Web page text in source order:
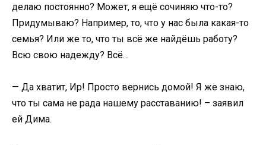
делаю постоянно? Может, я ещё сочиняю что-то?
Придумываю? Например, то, что у нас была какая-то
семья? Или же то, что ты всё же найдёшь работу?
Всю свою надежду? Всё…
— Да хватит, Ир! Просто вернись домой! Я же знаю,
что ты сама не рада нашему расставанию! – заявил
ей Дима.